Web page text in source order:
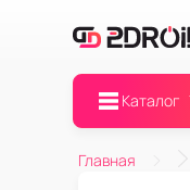
Каталог
Главная